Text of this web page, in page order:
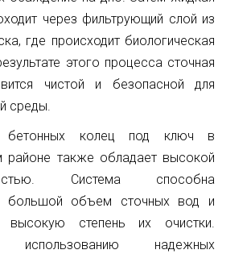
через фильтрующий слой из
где происходит биологическая
этого процесса сточная
чистой и безопасной для
среды.
бетонных колец под ключ в
районе также обладает высокой
Система способна
большой объем сточных вод и
высокую степень их очистки.
использованию надежных